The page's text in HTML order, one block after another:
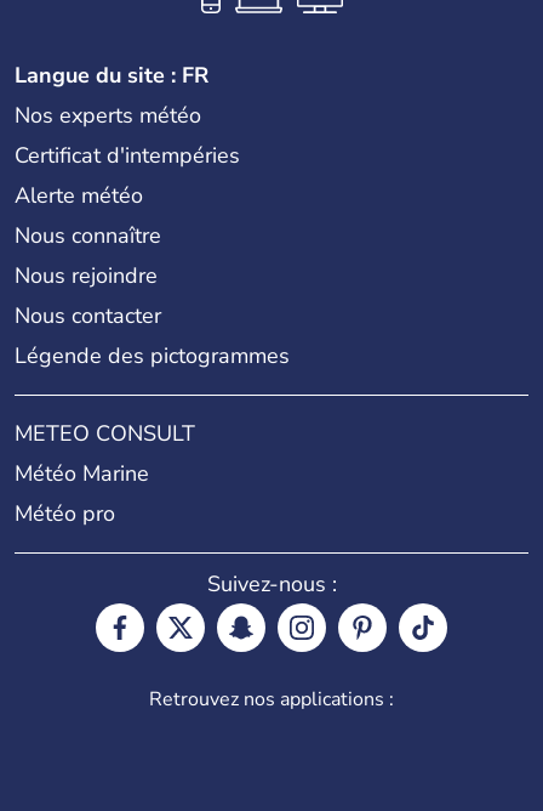
Langue du site : FR
Nos experts météo
Certificat d'intempéries
Alerte météo
Nous connaître
Nous rejoindre
Nous contacter
Légende des pictogrammes
METEO CONSULT
Météo Marine
Météo pro
Suivez-nous :
Retrouvez nos applications :